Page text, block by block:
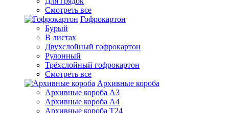
Смотреть все
Гофрокартон
Бурый
В листах
Двухслойный гофрокартон
Рулонный
Трёхслойный гофрокартон
Смотреть все
Архивные короба
Архивные короба А3
Архивные короба А4
Архивные короба Т24